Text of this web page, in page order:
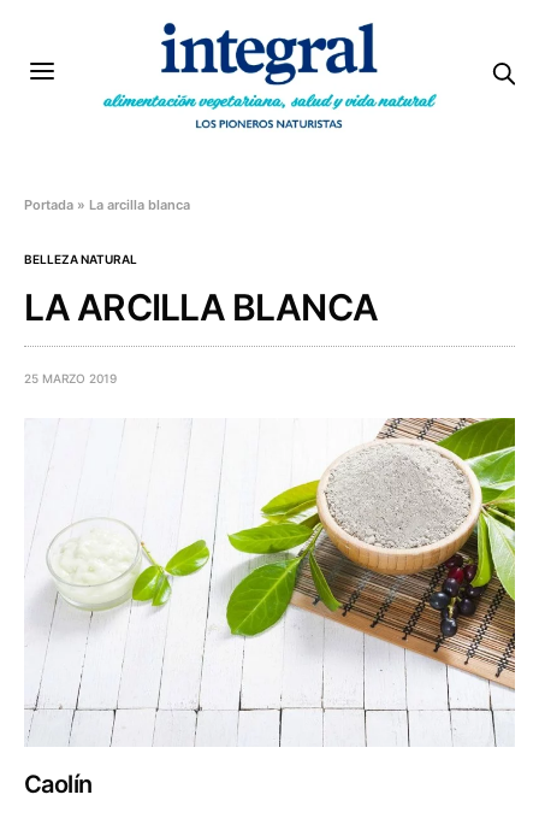
Portada » La arcilla blanca
BELLEZA NATURAL
LA ARCILLA BLANCA
25 MARZO 2019
Caolín